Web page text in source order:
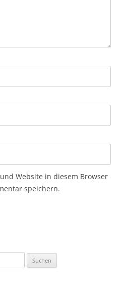
Website in diesem Browser
speichern.